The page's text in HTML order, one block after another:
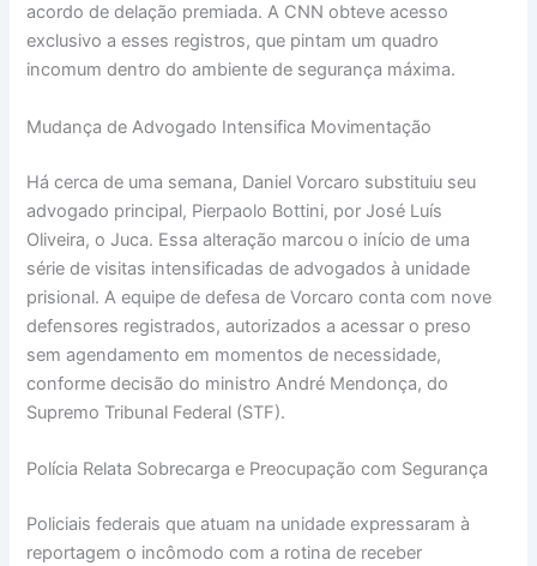
acordo de delação premiada. A CNN obteve acesso
exclusivo a esses registros, que pintam um quadro
incomum dentro do ambiente de segurança máxima.
Mudança de Advogado Intensifica Movimentação
Há cerca de uma semana, Daniel Vorcaro substituiu seu
advogado principal, Pierpaolo Bottini, por José Luís
Oliveira, o Juca. Essa alteração marcou o início de uma
série de visitas intensificadas de advogados à unidade
prisional. A equipe de defesa de Vorcaro conta com nove
defensores registrados, autorizados a acessar o preso
sem agendamento em momentos de necessidade,
conforme decisão do ministro André Mendonça, do
Supremo Tribunal Federal (STF).
Polícia Relata Sobrecarga e Preocupação com Segurança
Policiais federais que atuam na unidade expressaram à
reportagem o incômodo com a rotina de receber